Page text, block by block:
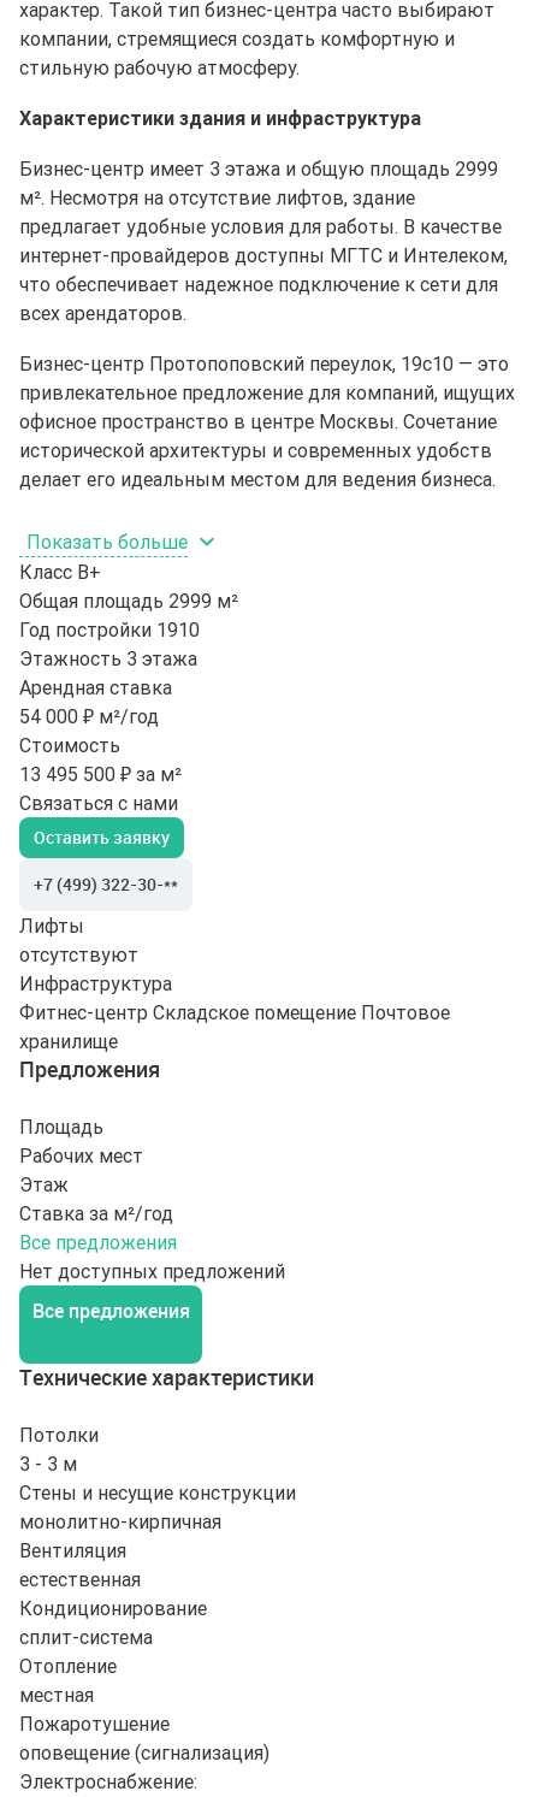
характер. Такой тип бизнес-центра часто выбирают
компании, стремящиеся создать комфортную и
стильную рабочую атмосферу.
Характеристики здания и инфраструктура
Бизнес-центр имеет 3 этажа и общую площадь 2999
м². Несмотря на отсутствие лифтов, здание
предлагает удобные условия для работы. В качестве
интернет-провайдеров доступны МГТС и Интелеком,
что обеспечивает надежное подключение к сети для
всех арендаторов.
Бизнес-центр Протопоповский переулок, 19с10 — это
привлекательное предложение для компаний, ищущих
офисное пространство в центре Москвы. Сочетание
исторической архитектуры и современных удобств
делает его идеальным местом для ведения бизнеса.
Показать больше
Класс B+
Общая площадь 2999 м²
Год постройки 1910
Этажность 3 этажа
Арендная ставка
54 000 ₽ м²/год
Стоимость
13 495 500 ₽ за м²
Связаться с нами
Оставить заявку
+7 (499) 322-30-**
Лифты
отсутствуют
Инфраструктура
Фитнес-центр Складское помещение Почтовое
хранилище
Предложения
Площадь
Рабочих мест
Этаж
Ставка за м²/год
Все предложения
Нет доступных предложений
Все предложения
Технические характеристики
Потолки
3 - 3 м
Стены и несущие конструкции
монолитно-кирпичная
Вентиляция
естественная
Кондиционирование
сплит-система
Отопление
местная
Пожаротушение
оповещение (сигнализация)
Электроснабжение: